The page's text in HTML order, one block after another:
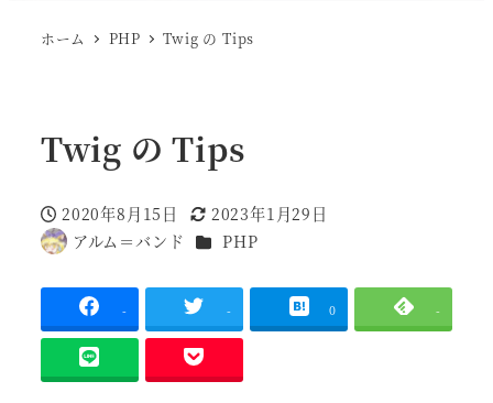
ホーム PHP Twig の Tips
Twig の Tips
投稿日
2020年8月15日
更新日
2023年1月29日
著
アルム＝バンド カテゴリー
PHP
- - 0 -